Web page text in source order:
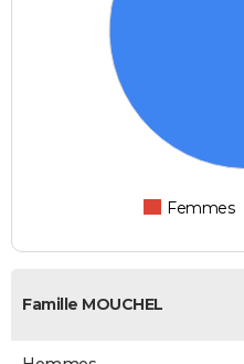
Femmes
Famille MOUCHEL